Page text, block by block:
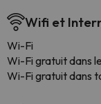
Wifi et
Wi-Fi
Wi-Fi gratuit dans
Wi-Fi gratuit dans